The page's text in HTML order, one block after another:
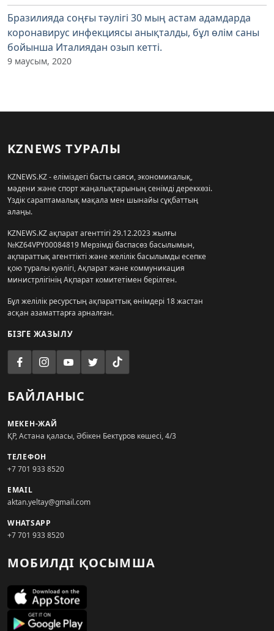
Бразилияда соңғы тәулігі 30 мың астам адамдарда
коронавирус инфекциясы анықталды, бұл өлім саны
бойынша Италиядан озып кетті.
9 маусым, 2020
KZNEWS ТУРАЛЫ
KZNEWS.KZ - еліміздегі басты саяси, экономикалық,
мәдени және спорт жаңалықтарының сенімді дереккөзі.
Үздік сараптамалық мақала мен шынайы сұқбаттың
алаңы.
KZNEWS.KZ ақпарат агенттігі 29.12.2023 жылғы
№KZ64VPY00084819 Мерзімді баспасөз басылымын,
ақпараттық агенттікті және желілік басылымды есепке
қою туралы куәлігі, Ақпарат және коммуникация
министрлігінің Ақпарат комитетімен берілген.
Бұл желілік ресурстың ақпараттық өнімдері 18 жастан
асқан азаматтарға арналған.
БІЗГЕ ЖАЗЫЛУ
БАЙЛАНЫС
МЕКЕН-ЖАЙ
ҚР, Астана қаласы, Әбікен Бектұров көшесі, 4/3
ТЕЛЕФОН
+7 701 933 8520
EMAIL
aktan.yeltay@gmail.com
WHATSAPP
+7 701 933 8520
МОБИЛДІ ҚОСЫМША